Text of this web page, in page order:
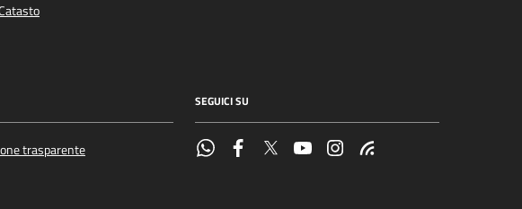
trasparente
SEGUICI SU